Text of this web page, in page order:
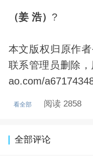
（姜 浩） ?
本文版权归原作
联系管理员删除
ao.com/
看全部 阅读 2858
全部评论